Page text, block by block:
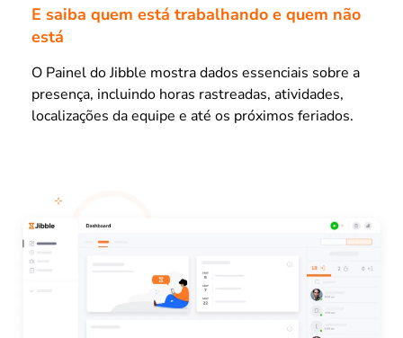
E saiba quem está trabalhando e quem não
está
O Painel do Jibble mostra dados essenciais sobre a
presença, incluindo horas rastreadas, atividades,
localizações da equipe e até os próximos feriados.